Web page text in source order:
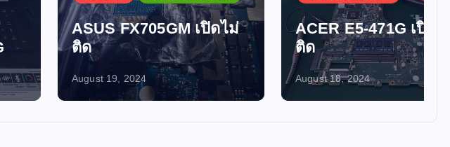
ASUS FX705GM เปิดไม่
ติด
August 19, 2024
ACER E5-471G เปิดไม่
ติด
August 18, 2024